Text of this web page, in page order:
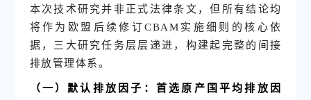
本次技术研究并非正式法律条文，但所有结论均
将作为欧盟后续修订CBAM实施细则的核心依
据，三大研究任务层层递进，构建起完整的间接
排放管理体系。
（一）默认排放因子：首选原产国平均排放因